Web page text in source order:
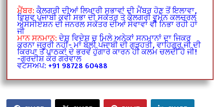
ਮੈਂਬਰ: ਕੈਲਗਰੀ ਦੀਆਂ ਲਿਖਾਰੀ ਸਭਾਵਾਂ ਦੀ ਮੈਂਬਰ ਹੋਣ ਤੋਂ ਇਲਾਵਾ,
ਵਿਸ਼ਵ ਪੰਜਾਬੀ ਕਵੀ ਸਭਾ ਦੀ ਸਕੱਤਰ ਤੇ ਕੈਲਗਰੀ ਵੂਮੈਨ ਕਲਚਰਲ
ਐਸੋਸੀਏਸ਼ਨ ਦੀ ਜਨਰਲ ਸਕੱਤਰ ਦੀਆਂ ਸੇਵਾਵਾਂ ਵੀ ਨਿਭਾ ਰਹੀ ਹਾਂ
ਜੀ
ਮਾਨ ਸਨਮਾਨ: ਦੇਸ਼ ਵਿਦੇਸ਼ ਚ ਮਿਲੇ ਅਨੇਕਾਂ ਸਨਮਾਨਾਂ ਦਾ ਜਿਕਰ
ਕਰਨਾ ਜਰੂਰੀ ਨਹੀਂ- ਮਾਂ ਬੋਲੀ ਪੰਜਾਬੀ ਦੀ ਗੁੜ੍ਹਤੀ, ਵਾਹਿਗੁਰੂ ਜੀ ਦੀ
ਕਿਰਪਾ ਤੇ ਪਾਠਕਾਂ ਦੇ ਭਰਵੇਂ ਹੁੰਗਾਰੇ ਕਾਰਨ ਹੀ ਕਲਮ ਚਲਦੀ ਹੈ ਜੀ!
-ਗੁਰਦੀਸ਼ ਕੌਰ ਗਰੇਵਾਲ
ਵਟਸਅਪ: +91 98728 60488